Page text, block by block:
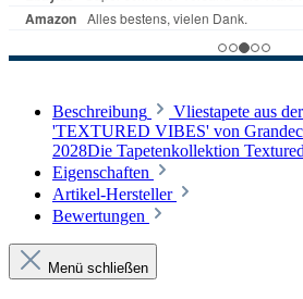
Beschreibung
Vliestapete aus
'TEXTURED VIBES' von
2028Die Tapetenkollektion
Eigenschaften
Artikel-Hersteller
Bewertungen
Menü schließen